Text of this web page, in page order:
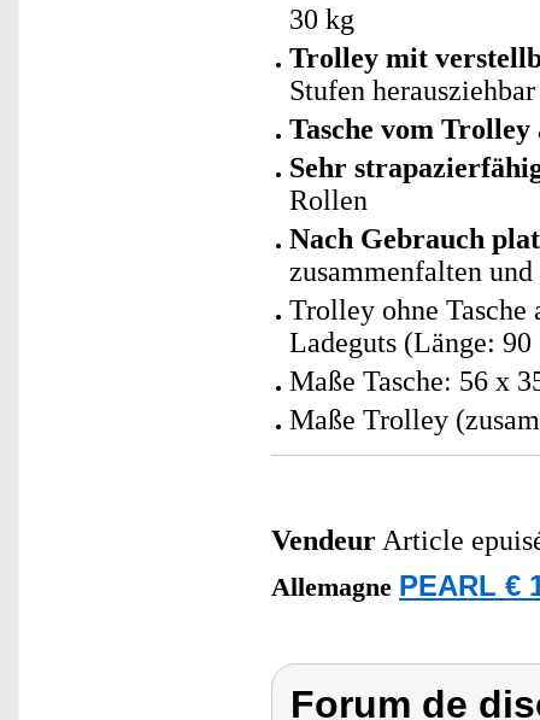
30 kg
Trolley mit
Stufen
Tasche vom
Sehr
Rollen
Nach Gebrauch
zusammenfalten
Trolley ohne Tasche
Ladeguts (Länge:
Maße Tasche: 56 x
Maße Trolley
Vendeur Article
Allemagne PEARL €
Forum de